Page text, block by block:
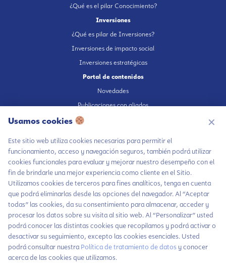
Chatea con LiA
Hablemos por
WhatsApp
Contáctanos
¿Qué es el pilar Conocimiento?
Inversiones
¿Qué es pilar de Inversiones?
Inversiones de impacto social
Inversiones estratégicas
Portal de contenidos
Novedades
Publicaciones con aliados
Fundación en medios
Escúchanos en Spotify
Autorización de tratamiento de datos
Aviso Privacidad
Política tratamiento de datos
Política inversiones responsables y del Pilar Inversiones
Usamos cookies ✕
Este sitio web utiliza cookies necesarias para permitir el
funcionamiento, acceso y navegación seguros, también podrá utilizar
cookies funcionales para evaluar y mejorar nuestro desempeño con el
fin de brindarle una mejor experiencia como cliente en el Sitio.
Utilizamos cookies de terceros para fines analíticos, tenga en cuenta
que podrá eliminarlas desde las opciones del navegador. Al “Aceptar
todas” las cookies, da su consentimiento para almacenar, acceder y
procesar los datos sobre su visita al sitio web. Al “Personalizar” usted
podrá conocer las distintas cookies que recopilamos y podrá activar o
desactivar su seguimiento, excepto las cookies esenciales. Usted
podrá consultar nuestra Política de tratamiento de datos y conocer
acerca de las cookies que utilizamos.